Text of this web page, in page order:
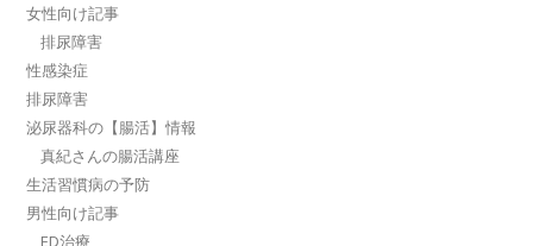
女性向け記事
排尿障害
性感染症
排尿障害
泌尿器科の【腸活】情報
真紀さんの腸活講座
生活習慣病の予防
男性向け記事
ED治療